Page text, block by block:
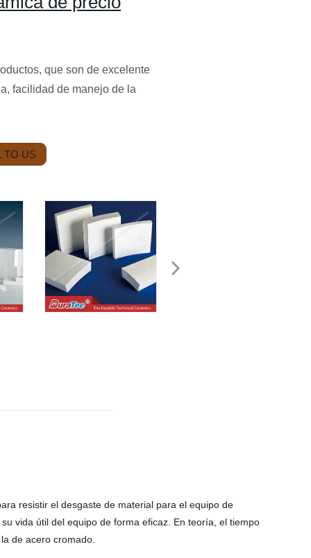
que son de excelente
facilidad de manejo de la
TO US
resistir el desgaste de material para el equipo de
vida útil del equipo de forma eficaz. En teoría, el tiempo
de acero cromado.